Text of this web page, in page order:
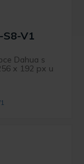
S8-V1
Dahua s
x 192 px u